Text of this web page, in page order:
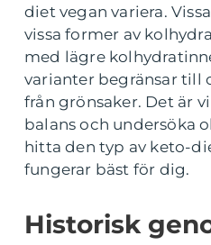
diet vegan variera.
vissa former av
med lägre
varianter begränsar till
från grönsaker. Det är
balans och undersöka
hitta den typ av keto-
fungerar bäst för dig.
Historisk